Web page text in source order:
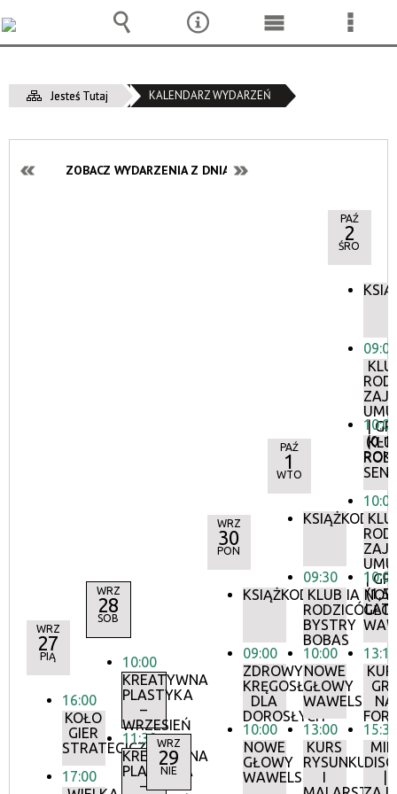
Jesteś Tutaj KALENDARZ WYDARZEŃ
ZOBACZ WYDARZENIA Z DNIA:
WRZ
27
PIĄ
16:00
KOŁO
GIER
STRATEGICZNYCH
17:00
WRZ
28
SOB
10:00
KREATYWNA
PLASTYKA
–
WRZESIEŃ
11:30
KREATYWNA
PLASTYKA
–
WRZ
29
NIE
WRZ
30
PON
KSIĄŻKODZIELNIA
09:00
ZDROWY
KRĘGOSŁUP
DLA
DOROSŁYCH
10:00
NOWE
GŁOWY
WAWELSKIE
PAŹ
1
WTO
09:30
KLUB
RODZICÓW:
BYSTRY
BOBAS
10:00
NOWE
GŁOWY
WAWELSKIE
13:00
KURS
RYSUNKU
I
PAŹ
2
ŚRO
09:00
|
(0-
10:00
10:00
| GR.
10:00
13:15
NA
15:30
Wyszukiwarka
NarzędziaMenu
Menu